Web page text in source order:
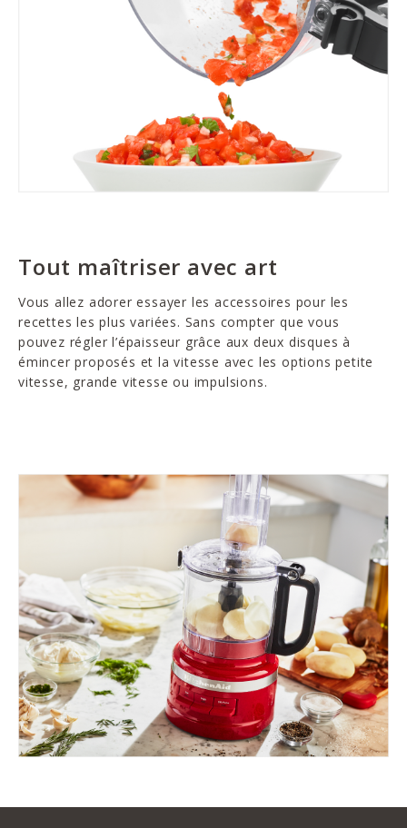
Tout maîtriser avec art
Vous allez adorer essayer les accessoires pour les
recettes les plus variées. Sans compter que vous
pouvez régler l’épaisseur grâce aux deux disques à
émincer proposés et la vitesse avec les options petite
vitesse, grande vitesse ou impulsions.